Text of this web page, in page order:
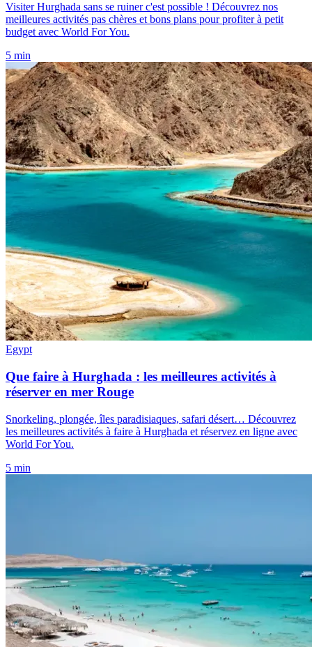
Visiter Hurghada sans se ruiner c'est possible ! Découvrez nos
meilleures activités pas chères et bons plans pour profiter à petit
budget avec World For You.
5 min
Egypt
Que faire à Hurghada : les meilleures activités à
réserver en mer Rouge
Snorkeling, plongée, îles paradisiaques, safari désert… Découvrez
les meilleures activités à faire à Hurghada et réservez en ligne avec
World For You.
5 min